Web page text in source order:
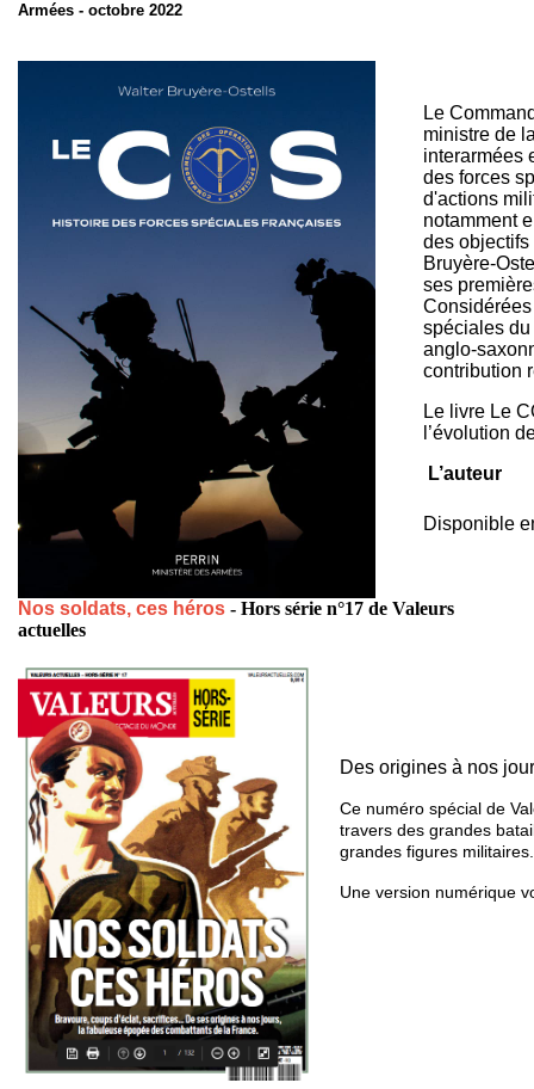
Armées - octobre 2022
Le
ministre de
interarmées
des forces
d'actions
notamment
des objectifs
Bruyère-
ses
spéciales
anglo-
contribution
Le livre Le
l’évolution
L’auteur
Disponible
Nos soldats, ces héros -Hors série n°17 de Valeurs
actuelles
Des origines à nos
Ce numéro spécial de
travers des grandes
grandes figures militaires.
Une version numérique